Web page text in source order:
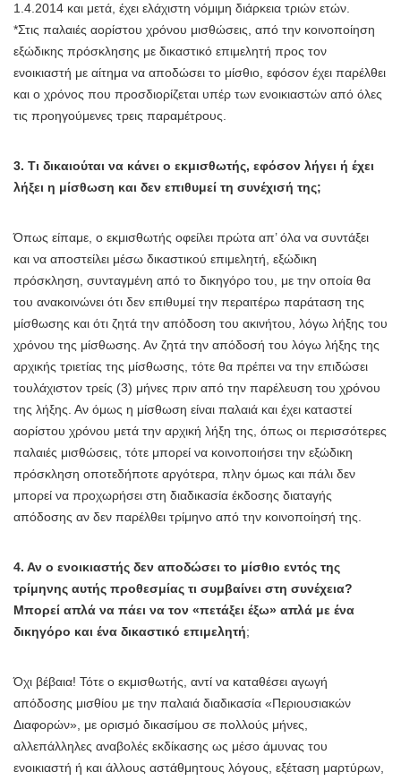
1.4.2014 και μετά, έχει ελάχιστη νόμιμη διάρκεια τριών ετών.
*Στις παλαιές αορίστου χρόνου μισθώσεις, από την κοινοποίηση
εξώδικης πρόσκλησης με δικαστικό επιμελητή προς τον
ενοικιαστή με αίτημα να αποδώσει το μίσθιο, εφόσον έχει παρέλθει
και ο χρόνος που προσδιορίζεται υπέρ των ενοικιαστών από όλες
τις προηγούμενες τρεις παραμέτρους.
3. Τι δικαιούται να κάνει ο εκμισθωτής, εφόσον λήγει ή έχει
λήξει η μίσθωση και δεν επιθυμεί τη συνέχισή της;
Όπως είπαμε, ο εκμισθωτής οφείλει πρώτα απ’ όλα να συντάξει
και να αποστείλει μέσω δικαστικού επιμελητή, εξώδικη
πρόσκληση, συνταγμένη από το δικηγόρο του, με την οποία θα
του ανακοινώνει ότι δεν επιθυμεί την περαιτέρω παράταση της
μίσθωσης και ότι ζητά την απόδοση του ακινήτου, λόγω λήξης του
χρόνου της μίσθωσης. Αν ζητά την απόδοσή του λόγω λήξης της
αρχικής τριετίας της μίσθωσης, τότε θα πρέπει να την επιδώσει
τουλάχιστον τρείς (3) μήνες πριν από την παρέλευση του χρόνου
της λήξης. Αν όμως η μίσθωση είναι παλαιά και έχει καταστεί
αορίστου χρόνου μετά την αρχική λήξη της, όπως οι περισσότερες
παλαιές μισθώσεις, τότε μπορεί να κοινοποιήσει την εξώδικη
πρόσκληση οποτεδήποτε αργότερα, πλην όμως και πάλι δεν
μπορεί να προχωρήσει στη διαδικασία έκδοσης διαταγής
απόδοσης αν δεν παρέλθει τρίμηνο από την κοινοποίησή της.
4. Αν ο ενοικιαστής δεν αποδώσει το μίσθιο εντός της
τρίμηνης αυτής προθεσμίας τι συμβαίνει στη συνέχεια?
Μπορεί απλά να πάει να τον «πετάξει έξω» απλά με ένα
δικηγόρο και ένα δικαστικό επιμελητή;
Όχι βέβαια! Τότε ο εκμισθωτής, αντί να καταθέσει αγωγή
απόδοσης μισθίου με την παλαιά διαδικασία «Περιουσιακών
Διαφορών», με ορισμό δικασίμου σε πολλούς μήνες,
αλλεπάλληλες αναβολές εκδίκασης ως μέσο άμυνας του
ενοικιαστή ή και άλλους αστάθμητους λόγους, εξέταση μαρτύρων,